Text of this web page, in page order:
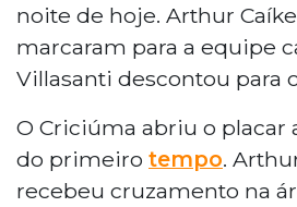
noite de hoje. Arthur
marcaram para a equipe
Villasanti descontou para
O Criciúma abriu o placar
do primeiro tempo.
recebeu cruzamento na